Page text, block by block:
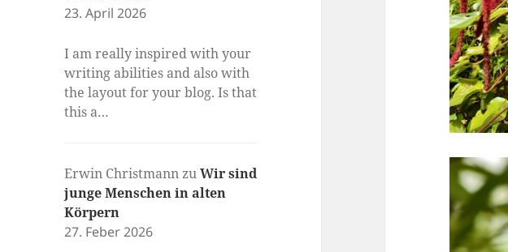
23. April 2026
I am really inspired with your
writing abilities and also with
the layout for your blog. Is that
this a…
Erwin ChristmannzuWir sind
junge Menschen in alten
Körpern
27. Feber 2026